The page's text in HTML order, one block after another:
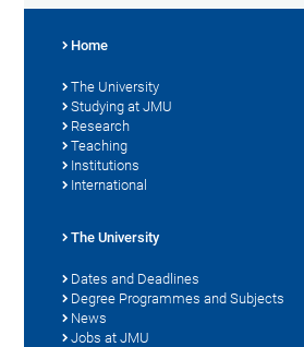
Home
The University
Studying at JMU
Research
Teaching
Institutions
International
The University
Dates and Deadlines
Degree Programmes and Subjects
News
Jobs at JMU